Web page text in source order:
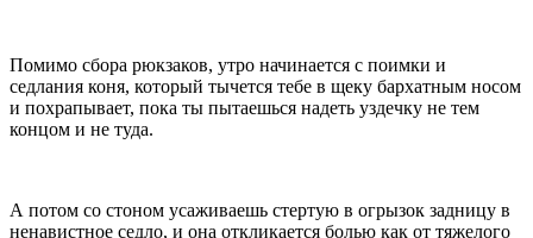
Помимо сбора рюкзаков, утро начинается с поимки и
седлания коня, который тычется тебе в щеку бархатным носом
и похрапывает, пока ты пытаешься надеть уздечку не тем
концом и не туда.
А потом со стоном усаживаешь стертую в огрызок задницу в
ненавистное седло, и она откликается болью как от тяжелого